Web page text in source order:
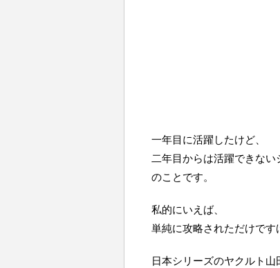
一年目に活躍したけど、
二年目からは活躍できない
のことです。
私的にいえば、
単純に攻略されただけです
日本シリーズのヤクルト山